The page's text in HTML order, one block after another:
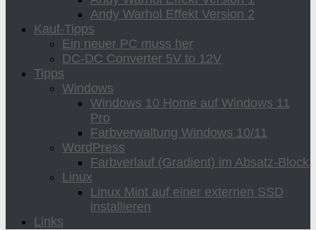
Andy Warhol Effekt Version 2
Kauf-Tipps
Ein neuer PC muss her
DC-DC Converter 5V to 12V
Tipps
Windows
Windows 10 Home auf Windows 11
Pro
Farbverwaltung Windows 10/11
WordPress
Farbverlauf (Gradient) im Absatz-Block
Linux
Linux Mint auf einer externen SSD
installieren
Links